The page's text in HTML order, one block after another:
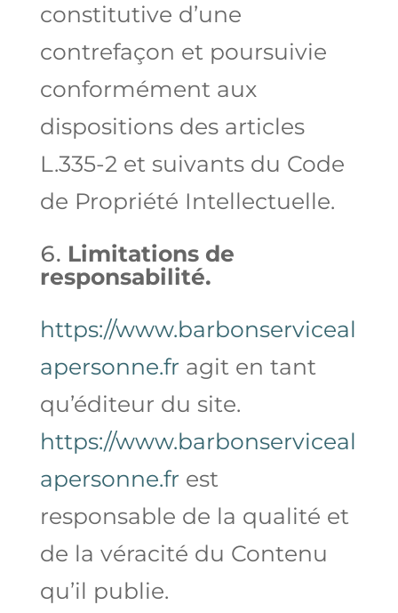
constitutive d’une
contrefaçon et poursuivie
conformément aux
dispositions des articles
L.335-2 et suivants du Code
de Propriété Intellectuelle.
Limitations de
responsabilité.
https://www.barbonserviceal
apersonne.fr agit en tant
qu’éditeur du site.
https://www.barbonserviceal
apersonne.fr est
responsable de la qualité et
de la véracité du Contenu
qu’il publie.